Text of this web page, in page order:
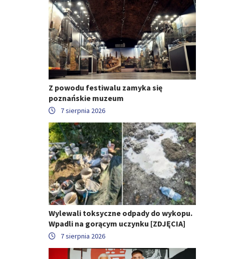
Z powodu festiwalu zamyka się
poznańskie muzeum
7 sierpnia 2026
Wylewali toksyczne odpady do wykopu.
Wpadli na gorącym uczynku [ZDJĘCIA]
7 sierpnia 2026